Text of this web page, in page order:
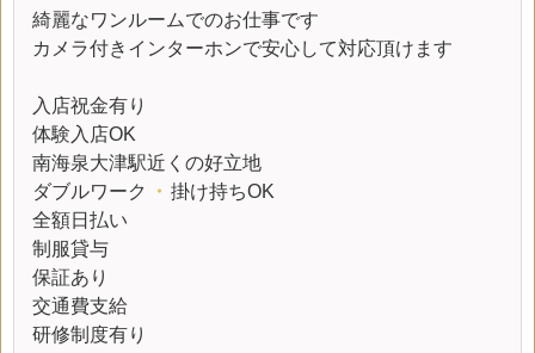
綺麗なワンルームでのお仕事です
カメラ付きインターホンで安心して対応頂けます
入店祝金有り
体験入店OK
南海泉大津駅近くの好立地
ダブルワーク
・ 掛け持ちOK
全額日払い
制服貸与
保証あり
交通費支給
研修制度有り